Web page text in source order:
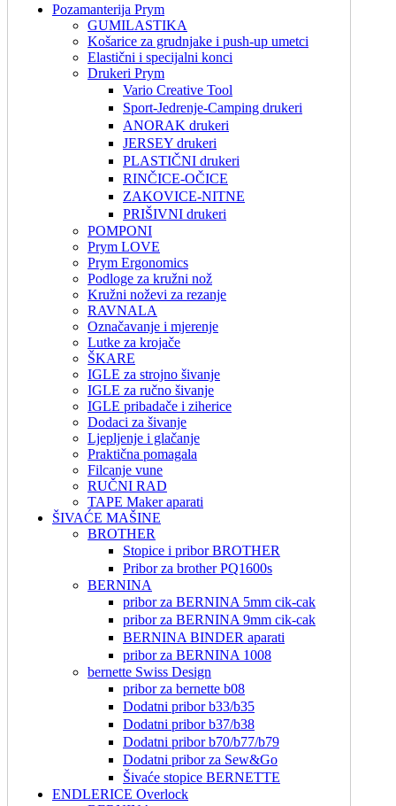
Pozamanterija Prym
GUMILASTIKA
Košarice za grudnjake i push-up umetci
Elastični i specijalni konci
Drukeri Prym
Vario Creative Tool
Sport-Jedrenje-Camping drukeri
ANORAK drukeri
JERSEY drukeri
PLASTIČNI drukeri
RINČICE-OČICE
ZAKOVICE-NITNE
PRIŠIVNI drukeri
POMPONI
Prym LOVE
Prym Ergonomics
Podloge za kružni nož
Kružni noževi za rezanje
RAVNALA
Označavanje i mjerenje
Lutke za krojače
ŠKARE
IGLE za strojno šivanje
IGLE za ručno šivanje
IGLE pribadače i ziherice
Dodaci za šivanje
Ljepljenje i glačanje
Praktična pomagala
Filcanje vune
RUČNI RAD
TAPE Maker aparati
ŠIVAĆE MAŠINE
BROTHER
Stopice i pribor BROTHER
Pribor za brother PQ1600s
BERNINA
pribor za BERNINA 5mm cik-cak
pribor za BERNINA 9mm cik-cak
BERNINA BINDER aparati
pribor za BERNINA 1008
bernette Swiss Design
pribor za bernette b08
Dodatni pribor b33/b35
Dodatni pribor b37/b38
Dodatni pribor b70/b77/b79
Dodatni pribor za Sew&Go
Šivaće stopice BERNETTE
ENDLERICE Overlock